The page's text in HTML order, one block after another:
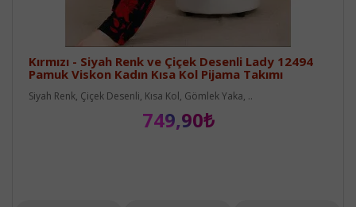
Kırmızı - Siyah Renk ve Çiçek Desenli Lady 12494
Pamuk Viskon Kadın Kısa Kol Pijama Takımı
Siyah Renk, Çiçek Desenli, Kısa Kol, Gömlek Yaka, ..
749,90₺